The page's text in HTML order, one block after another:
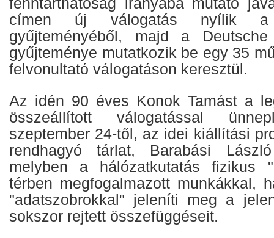
címen új válogatás nyílik a
gyűjteményéből, majd a
gyűjteménye mutatkozik be egy 35
felvonultató válogatáson keresztül.
Az idén 90 éves Konok Tamást a
összeállított válogatással
szeptember 24-től, az idei kiállítási
rendhagyó tárlat, Barabási
melyben a hálózatkutatás fizikus
térben megfogalmazott munkákkal,
"adatszobrokkal" jeleníti meg a
sokszor rejtett összefüggéseit.